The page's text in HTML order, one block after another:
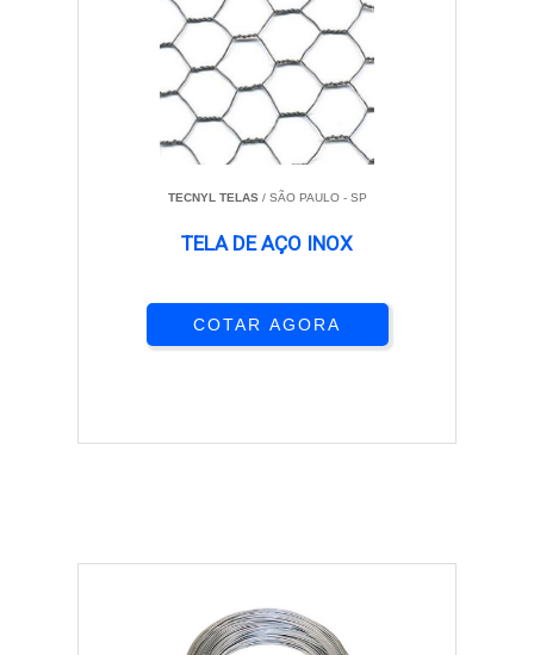
TECNYL TELAS/ SÃO PAULO - SP
TELA DE AÇO INOX
COTAR AGORA